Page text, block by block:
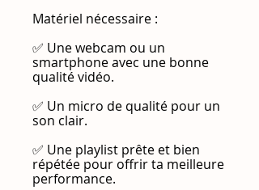
Matériel nécessaire :
✅ Une webcam ou un
smartphone avec une bonne
qualité vidéo.
✅ Un micro de qualité pour un
son clair.
✅ Une playlist prête et bien
répétée pour offrir ta meilleure
performance.